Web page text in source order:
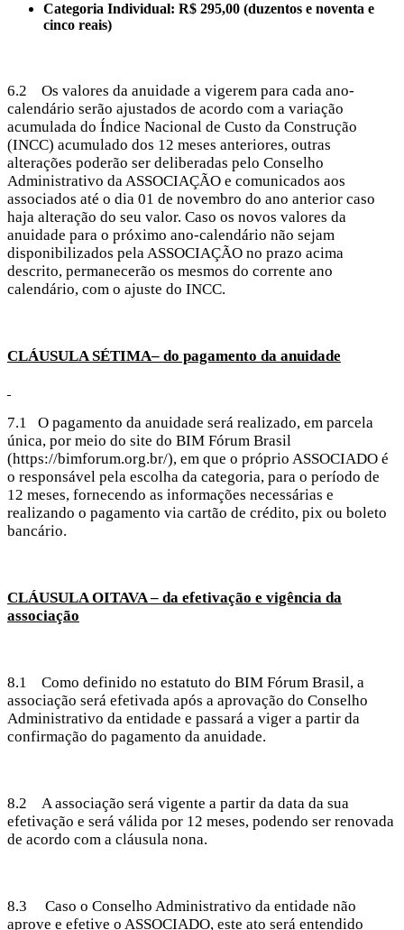
Categoria Individual: R$ 295,00 (duzentos e noventa e
cinco reais)
6.2 Os valores da anuidade a vigerem para cada ano-
calendário serão ajustados de acordo com a variação
acumulada do Índice Nacional de Custo da Construção
(INCC) acumulado dos 12 meses anteriores, outras
alterações poderão ser deliberadas pelo Conselho
Administrativo da ASSOCIAÇÃO e comunicados aos
associados até o dia 01 de novembro do ano anterior caso
haja alteração do seu valor. Caso os novos valores da
anuidade para o próximo ano-calendário não sejam
disponibilizados pela ASSOCIAÇÃO no prazo acima
descrito, permanecerão os mesmos do corrente ano
calendário, com o ajuste do INCC.
CLÁUSULA SÉTIMA– do pagamento da anuidade
7.1 O pagamento da anuidade será realizado, em parcela
única, por meio do site do BIM Fórum Brasil
(https://bimforum.org.br/), em que o próprio ASSOCIADO é
o responsável pela escolha da categoria, para o período de
12 meses, fornecendo as informações necessárias e
realizando o pagamento via cartão de crédito, pix ou boleto
bancário.
CLÁUSULA OITAVA – da efetivação e vigência da
associação
8.1 Como definido no estatuto do BIM Fórum Brasil, a
associação será efetivada após a aprovação do Conselho
Administrativo da entidade e passará a viger a partir da
confirmação do pagamento da anuidade.
8.2 A associação será vigente a partir da data da sua
efetivação e será válida por 12 meses, podendo ser renovada
de acordo com a cláusula nona.
8.3 Caso o Conselho Administrativo da entidade não
aprove e efetive o ASSOCIADO, este ato será entendido